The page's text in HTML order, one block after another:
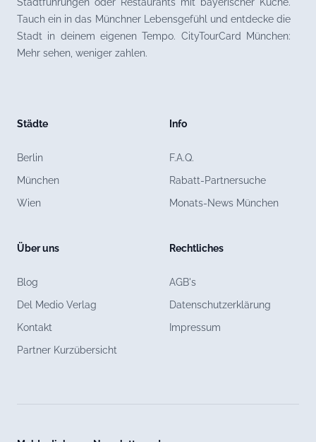
Stadtführungen oder Restaurants mit bayerischer Küche.
Tauch ein in das Münchner Lebensgefühl und entdecke die
Stadt in deinem eigenen Tempo. CityTourCard München:
Mehr sehen, weniger zahlen.
Städte
Berlin
München
Wien
Über uns
Blog
Del Medio Verlag
Kontakt
Partner Kurzübersicht
Info
F.A.Q.
Rabatt-Partnersuche
Monats-News München
Rechtliches
AGB's
Datenschutzerklärung
Impressum